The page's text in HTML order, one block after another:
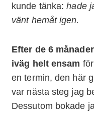
kunde tänka:hade
vänt hemåt igen.
Efter de 6
iväg helt ensam
en termin, den här
var nästa steg jag
Dessutom bokade